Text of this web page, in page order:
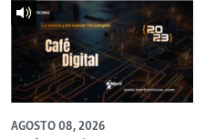
AGOSTO 08, 2026